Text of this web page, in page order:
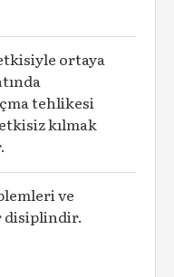
ortaya
tehlikesi
kılmak
ve